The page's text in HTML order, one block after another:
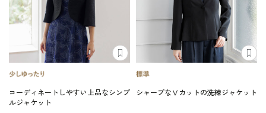
コーディネートしやすい上品なシンプ
ルジャケット
シャープなⅤカットの洗練ジャケット